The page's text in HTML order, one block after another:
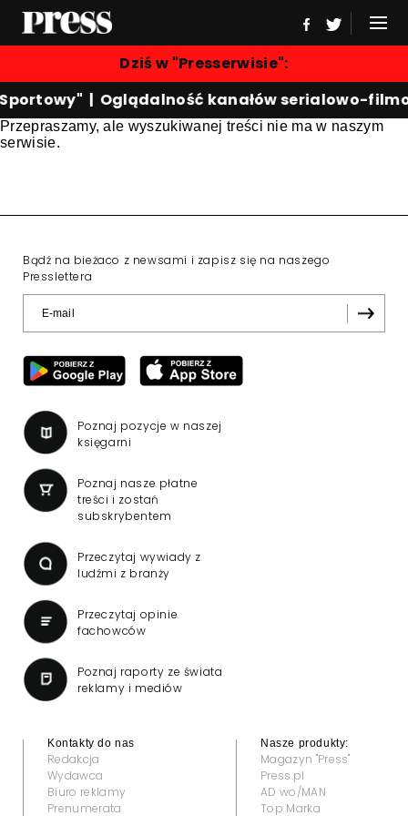
Dziś w "Presserwisie":
|Oglądalność kanałów serialowo-
Przepraszamy, ale wyszukiwanej treści nie ma w naszym
serwisie.
Bądź na bieżaco z newsami i zapisz się na naszego
Presslettera
Poznaj pozycje w naszej
księgarni
Poznaj nasze płatne
treści i zostań
subskrybentem
Przeczytaj wywiady z
ludźmi z branży
Przeczytaj opinie
fachowców
Poznaj raporty ze świata
reklamy i mediów
Kontakty do nas
Redakcja
Wydawca
Biuro reklamy
Prenumerata
Nasze produkty:
Magazyn "Press"
Press.pl
AD wo/MAN
Top Marka